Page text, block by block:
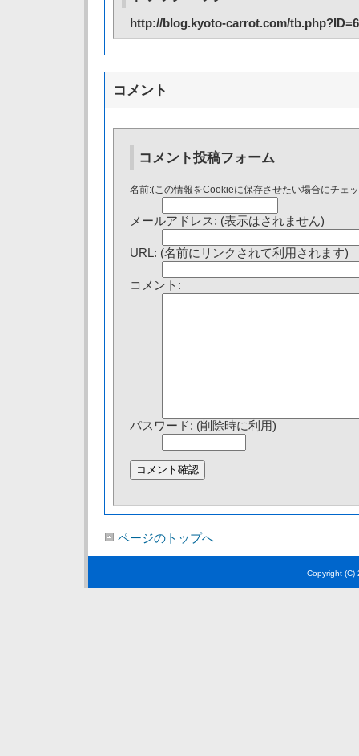
http://blog.kyoto-carrot.com/
コメント
コメント投稿フォーム
名前:(この情報をCookieに保存させたい場合にチェ
メールアドレス: (表示はされません)
URL: (名前にリンクされて利用されます)
コメント:
パスワード: (削除時に利用)
ページのトップへ
Copyright